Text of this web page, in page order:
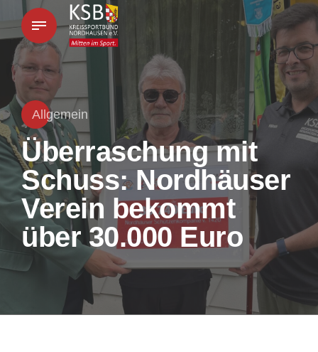
Allgemein
Überraschung mit
Schuss: Nordhäuser
Verein bekommt
über 30.000 Euro